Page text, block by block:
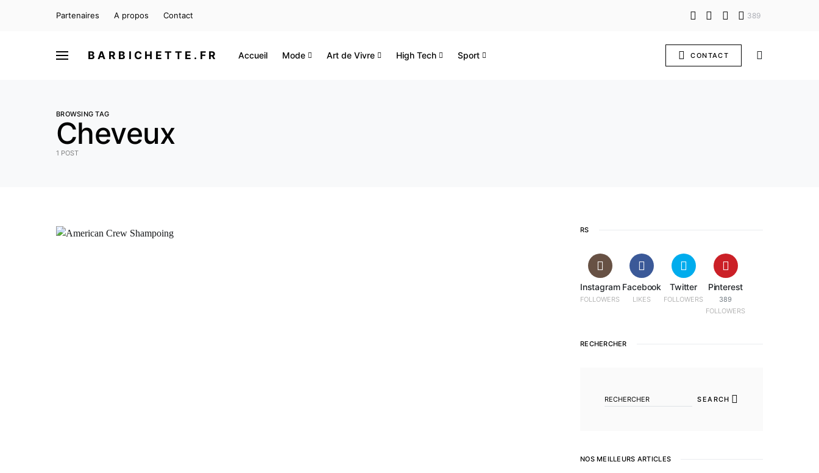
Partenaires A propos Contact 389
BARBICHETTE.FR Accueil Mode Art de Vivre High Tech Sport CONTACT
BROWSING TAG
Cheveux
1 POST
RS
Instagram
FOLLOWERS
Facebook
LIKES
Twitter
FOLLOWERS
Pinterest
389
FOLLOWERS
RECHERCHER
SEARCH
NOS MEILLEURS ARTICLES